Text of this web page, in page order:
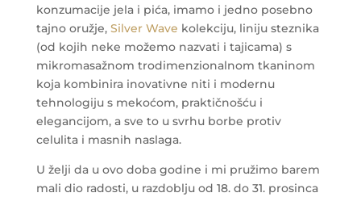
konzumacije jela i pića, imamo i jedno posebno
tajno oružje, Silver Wave kolekciju, liniju steznika
(od kojih neke možemo nazvati i tajicama) s
mikromasažnom trodimenzionalnom tkaninom
koja kombinira inovativne niti i modernu
tehnologiju s mekoćom, praktičnošću i
elegancijom, a sve to u svrhu borbe protiv
celulita i masnih naslaga.
U želji da u ovo doba godine i mi pružimo barem
mali dio radosti, u razdoblju od 18. do 31. prosinca